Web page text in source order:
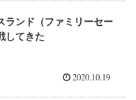
ランド（ファミリーセー
してきた
2020.10.19